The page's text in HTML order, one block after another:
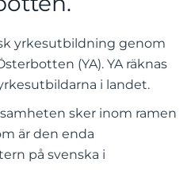
yrkesutbildning genom
(YA). YA räknas
i landet.
sker inom ramen
är den enda
på svenska i